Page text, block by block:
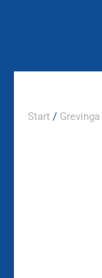
Start / Grevinga